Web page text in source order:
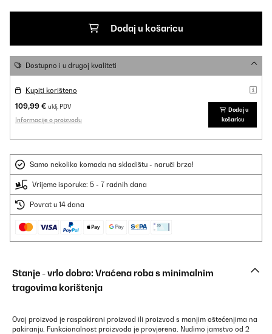
Dodaj u košaricu
Dostupno i u drugoj kvaliteti
Kupiti korišteno
109,99 € uklj. PDV
Informacije o proizvodu
Dodaj u
košaricu
Samo nekoliko komada na skladištu - naruči brzo!
Vrijeme isporuke: 5 - 7 radnih dana
Povrat u 14 dana
Stanje - vrlo dobro: Vraćena roba s minimalnim
tragovima korištenja
Ovaj proizvod je raspakirani proizvod ili proizvod s manjim oštećenjima na
pakiranju. Funkcionalnost proizvoda je provjerena. Nudimo jamstvo od 2